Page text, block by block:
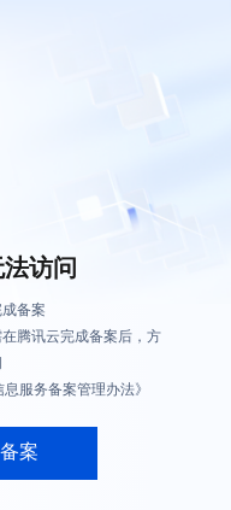
法访问
备案
腾讯云完成备案后，方
服务备案管理办法》
案